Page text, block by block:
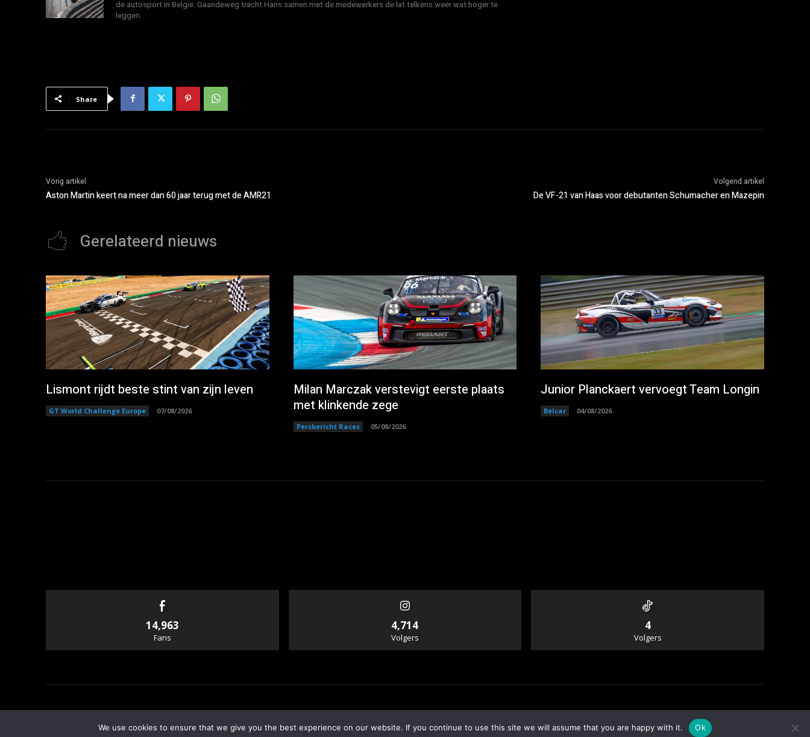
de autosport in België. Gaandeweg tracht Hans samen met de medewerkers de lat telkens weer wat hoger te
leggen.
Share
Vorig artikel
Aston Martin keert na meer dan 60 jaar terug met de AMR21
Volgend artikel
De VF-21 van Haas voor debutanten Schumacher en Mazepin
Gerelateerd nieuws
Lismont rijdt beste stint van zijn leven
GT World Challenge Europe 07/08/2026
Milan Marczak verstevigt eerste plaats
met klinkende zege
Persbericht Races 05/08/2026
Junior Planckaert vervoegt Team Longin
Belcar 04/08/2026
14,963
Fans
4,714
Volgers
4
Volgers
Info & Contact
We use cookies to ensure that we give you the best experience on our website. If you continue to use this site we will assume that you are happy with it. Ok